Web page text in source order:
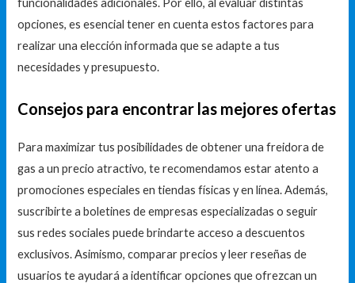
funcionalidades adicionales. Por ello, al evaluar distintas
opciones, es esencial tener en cuenta estos factores para
realizar una elección informada que se adapte a tus
necesidades y presupuesto.
Consejos para encontrar las mejores ofertas
Para maximizar tus posibilidades de obtener una freidora de
gas a un precio atractivo, te recomendamos estar atento a
promociones especiales en tiendas físicas y en línea. Además,
suscribirte a boletines de empresas especializadas o seguir
sus redes sociales puede brindarte acceso a descuentos
exclusivos. Asimismo, comparar precios y leer reseñas de
usuarios te ayudará a identificar opciones que ofrezcan un